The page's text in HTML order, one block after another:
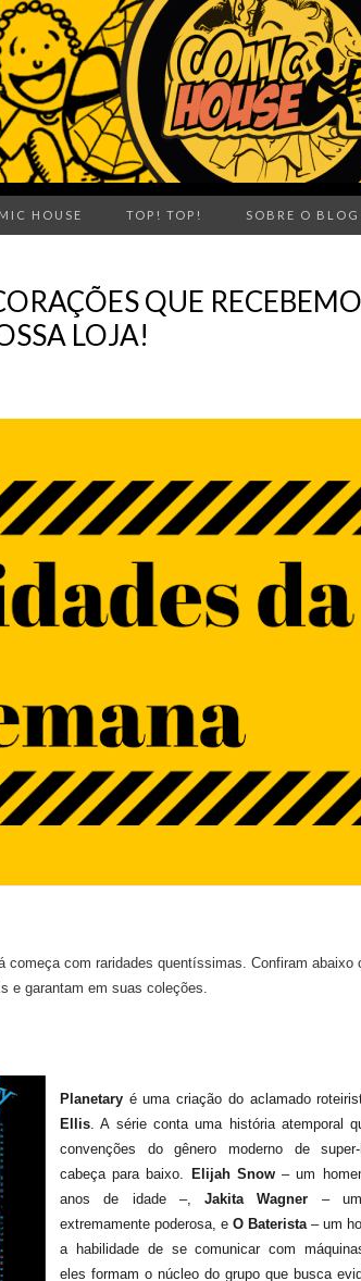
HOUSE TOP! TOP! SOBRE O
QUE
LOJA!
começa com raridades quentíssimas. Confiram abaixo
e garantam em suas coleções.
Planetary é uma criação do aclamado
Ellis . A série conta uma história atemporal
convenções do gênero moderno de
cabeça para baixo.
Elijah Snow– um
anos de idade –, Jakita Wagner –
extremamente poderosa, e O Baterista – um
a habilidade de se comunicar com
eles formam o núcleo do grupo que busca